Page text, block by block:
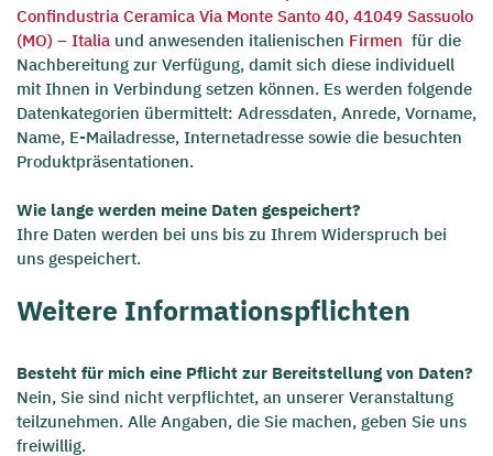
Confindustria Ceramica Via Monte Santo 40, 41049 Sassuolo
(MO) – Italia und anwesenden italienischen Firmen für die
Nachbereitung zur Verfügung, damit sich diese individuell
mit Ihnen in Verbindung setzen können. Es werden folgende
Datenkategorien übermittelt: Adressdaten, Anrede, Vorname,
Name, E-Mailadresse, Internetadresse sowie die besuchten
Produktpräsentationen.
Wie lange werden meine Daten gespeichert?
Ihre Daten werden bei uns bis zu Ihrem Widerspruch bei
uns gespeichert.
Weitere Informationspflichten
Besteht für mich eine Pflicht zur Bereitstellung von Daten?
Nein, Sie sind nicht verpflichtet, an unserer Veranstaltung
teilzunehmen. Alle Angaben, die Sie machen, geben Sie uns
freiwillig.